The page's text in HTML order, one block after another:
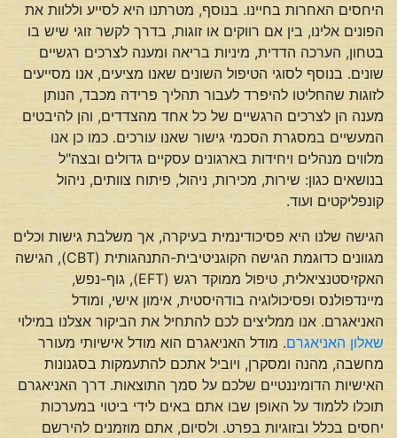
היחסים האחרות בחיינו. בנוסף, מטרתנו היא לסייע וללוות את
הפונים אלינו, בין אם רווקים או זוגות, בדרך לקשר זוגי שיש בו
בטחון, הערכה הדדית, מיניות בריאה ומענה לצרכים רגשיים
שונים. בנוסף לסוגי הטיפול השונים שאנו מציעים, אנו מסייעים
לזוגות שהחליטו להיפרד לעבור תהליך פרידה מכבד, הנותן
מענה הן לצרכים הרגשיים של כל אחד מהצדדים, והן להיבטים
המעשיים במסגרת הסכמי גישור שאנו עורכים. כמו כן אנו
מלווים מנהלים ויחידות בארגונים עסקיים גדולים ובצה"ל
בנושאים כגון: שירות, מכירות, ניהול, פיתוח צוותים, ניהול
קונפליקטים ועוד.
הגישה שלנו היא פסיכודינמית בעיקרה, אך משלבת גישות וכלים
מגוונים כדוגמת הגישה הקוגניטיבית-התנהגותית (CBT), הגישה
האקזיסטנציאלית, טיפול ממוקד רגש (EFT), גוף-נפש,
מיינדפולנס ופסיכולוגיה בודהיסטית, אימון אישי, ומודל
האניאגרם. אנו ממליצים לכם להתחיל את הביקור אצלנו במילוי
שאלון האניאגרם. מודל האניאגרם הוא מודל אישיותי מעורר
מחשבה, מהנה ומסקרן, ויוביל אתכם להתעמקות בסגנונות
האישיות הדומיננטיים שלכם על סמך התוצאות. דרך האניאגרם
תוכלו ללמוד על האופן שבו אתם באים לידי ביטוי במערכות
יחסים בכלל ובזוגיות בפרט. ולסיום, אתם מוזמנים להירשם